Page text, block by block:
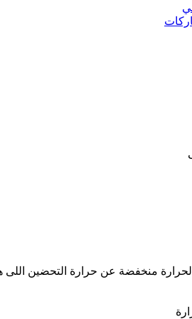
منخفضة عن حرارة التحضين اللى